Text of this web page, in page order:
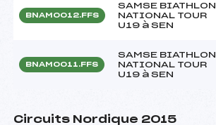
BNAM0012.FFS
SAMSE BIATHLON
NATIONAL TOUR
U19 à SEN
BNAM0011.FFS
SAMSE BIATHLON
NATIONAL TOUR
U19 à SEN
Circuits Nordique 2015